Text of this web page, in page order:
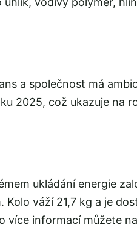
a společnost má
2025, což ukazuje na
ukládání energie
Kolo váží 21,7 kg a je
více informací můžete